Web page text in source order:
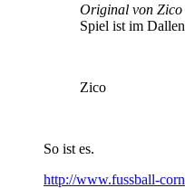
Original von Zico
Spiel ist im
Zico
So ist es.
http://www.fussball-